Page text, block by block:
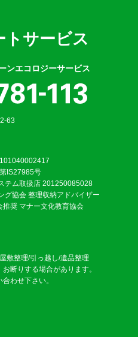
トサービス
ンエコロジーサービス
63
IS27985号
テム取扱店 201250085028
グ協会 整理収納アドバイザー
奨 マナー文化教育協会
敷整理/引っ越し/遺品整理
断りする場合があります。
わせ下さい。